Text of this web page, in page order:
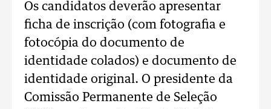
Os candidatos deverão apresentar
ficha de inscrição (com fotografia e
fotocópia do documento de
identidade colados) e documento de
identidade original. O presidente da
Comissão Permanente de Seleção